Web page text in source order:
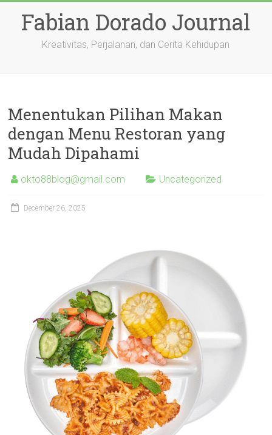
contentFabian Dorado Journal
Kreativitas, Perjalanan, dan Cerita Kehidupan
Menentukan Pilihan Makan
dengan Menu Restoran yang
Mudah Dipahami
okto88blog@gmail.com Uncategorized
December 26, 2025